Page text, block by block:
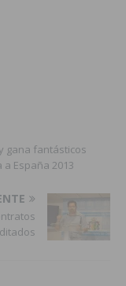
gana fantásticos
España 2013